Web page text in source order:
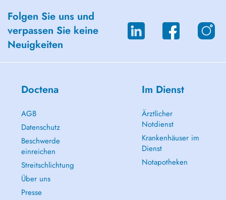
Folgen Sie uns und
verpassen Sie keine
Neuigkeiten
Doctena
AGB
Datenschutz
Beschwerde
einreichen
Streitschlichtung
Über uns
Presse
Im Dienst
Ärztlicher
Notdienst
Krankenhäuser im
Dienst
Notapotheken